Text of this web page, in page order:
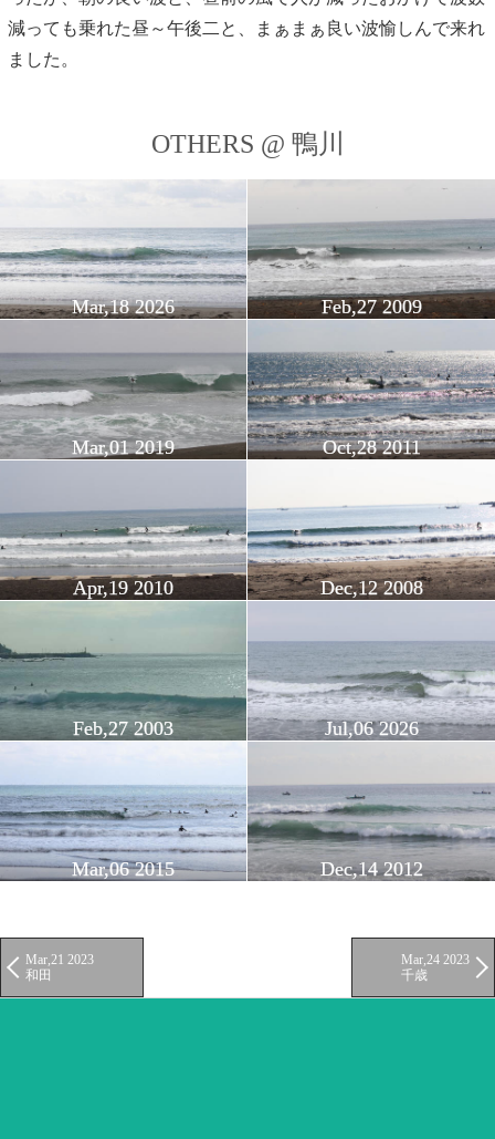
減っても乗れた昼～午後二と、まぁまぁ良い波愉しんで来れ
ました。
OTHERS @ 鴨川
Mar,18 2026 Feb,27 2009
Mar,01 2019 Oct,28 2011
Apr,19 2010 Dec,12 2008
Feb,27 2003 Jul,06 2026
Mar,06 2015 Dec,14 2012
Mar,21 2023
和田
Mar,24 2023
千歳